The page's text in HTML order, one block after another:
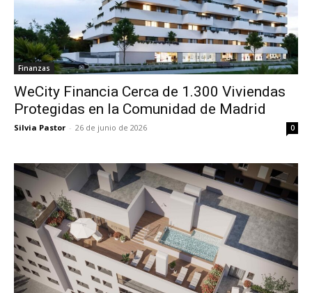
Finanzas
WeCity Financia Cerca de 1.300 Viviendas
Protegidas en la Comunidad de Madrid
Silvia Pastor - 26 de junio de 2026 0